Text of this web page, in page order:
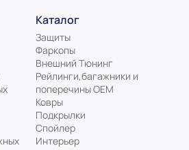
Каталог
Защиты
Фаркопы
Внешний Тюнинг
Рейлинги,багажники и
поперечины ОЕМ
Ковры
Подкрылки
Спойлер
Интерьер